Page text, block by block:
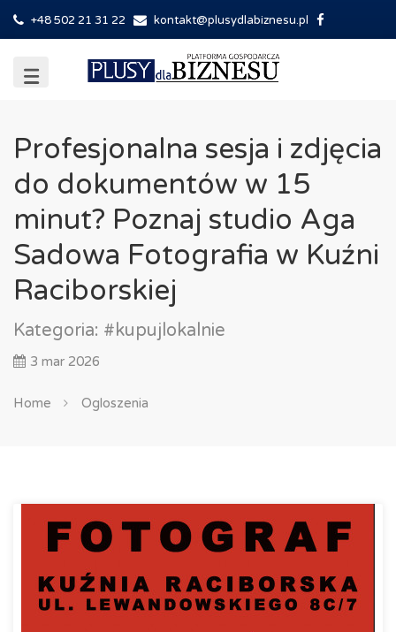
+48 502 21 31 22 kontakt@plusydlabiznesu.pl
Profesjonalna sesja i zdjęcia
do dokumentów w 15
minut? Poznaj studio Aga
Sadowa Fotografia w Kuźni
Raciborskiej
Kategoria: #kupujlokalnie
3 mar 2026
Home Ogloszenia